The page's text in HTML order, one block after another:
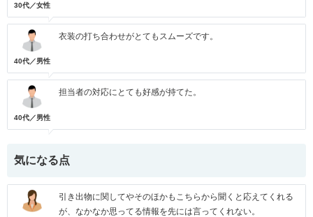
30代／女性
40代／男性
衣装の打ち合わせがとてもスムーズです。
40代／男性
担当者の対応にとても好感が持てた。
気になる点
引き出物に関してやそのほかもこちらから聞くと応えてくれる
が、なかなか思ってる情報を先には言ってくれない。